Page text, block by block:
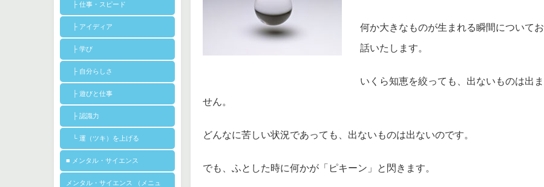
├ 仕事・スピード
├ アイディア
├ 学び
├ 自分らしさ
├ 遊びと仕事
├ 認識力
└ 運（ツキ）を上げる
■ メンタル・サイエンス
メンタル・サイエンス （メニュ
何か大きなものが生まれる瞬間についてお
話いたします。
いくら知恵を絞っても、出ないものは出ま
せん。
どんなに苦しい状況であっても、出ないものは出ないのです。
でも、ふとした時に何かが「ピキーン」と閃きます。